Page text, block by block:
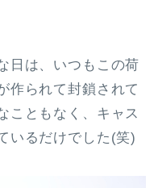
日は、いつもこの荷
作られて封鎖されて
こともなく、キャス
いるだけでした(笑)